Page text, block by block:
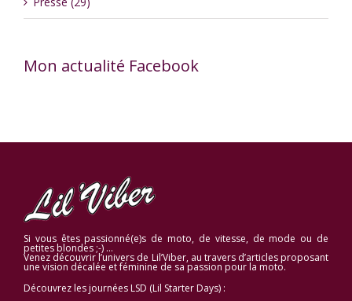
Mon actualité Facebook
Si vous êtes passionné(e)s de moto, de vitesse, de mode ou de
petites blondes ;-) …
Venez découvrir l’univers de Lil’Viber, au travers d’articles proposant
une vision décalée et féminine de sa passion pour la moto.
Découvrez les journées LSD (Lil Starter Days) :